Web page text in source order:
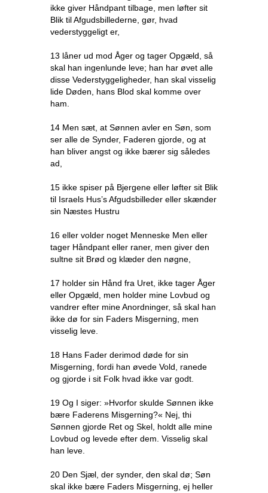
ikke giver Håndpant tilbage, men løfter sit
Blik til Afgudsbillederne, gør, hvad
vederstyggeligt er,
13 låner ud mod Åger og tager Opgæld, så
skal han ingenlunde leve; han har øvet alle
disse Vederstyggeligheder, han skal visselig
lide Døden, hans Blod skal komme over
ham.
14 Men sæt, at Sønnen avler en Søn, som
ser alle de Synder, Faderen gjorde, og at
han bliver angst og ikke bærer sig således
ad,
15 ikke spiser på Bjergene eller løfter sit Blik
til Israels Hus’s Afgudsbilleder eller skænder
sin Næstes Hustru
16 eller volder noget Menneske Men eller
tager Håndpant eller raner, men giver den
sultne sit Brød og klæder den nøgne,
17 holder sin Hånd fra Uret, ikke tager Åger
eller Opgæld, men holder mine Lovbud og
vandrer efter mine Anordninger, så skal han
ikke dø for sin Faders Misgerning, men
visselig leve.
18 Hans Fader derimod døde for sin
Misgerning, fordi han øvede Vold, ranede
og gjorde i sit Folk hvad ikke var godt.
19 Og I siger: »Hvorfor skulde Sønnen ikke
bære Faderens Misgerning?« Nej, thi
Sønnen gjorde Ret og Skel, holdt alle mine
Lovbud og levede efter dem. Visselig skal
han leve.
20 Den Sjæl, der synder, den skal dø; Søn
skal ikke bære Faders Misgerning, ej heller